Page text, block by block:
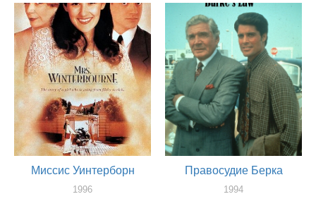
актер
Миссис Уинтерборн
1996
Правосудие Берка
1994